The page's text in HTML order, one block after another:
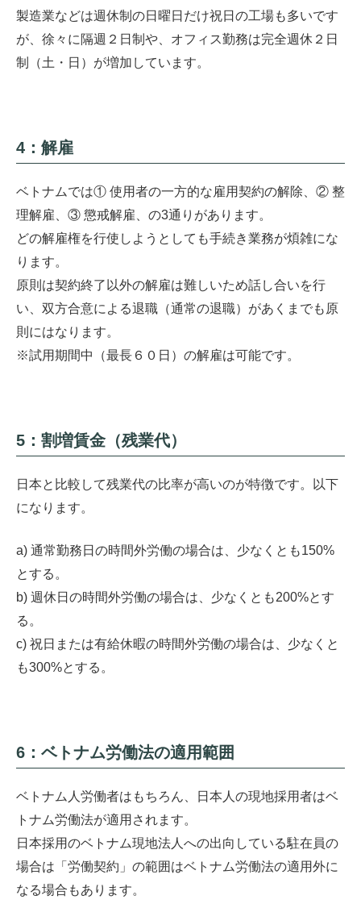
製造業などは週休制の日曜日だけ祝日の工場も多いです
が、徐々に隔週２日制や、オフィス勤務は完全週休２日
制（土・日）が増加しています。
4：解雇
ベトナムでは① 使用者の一方的な雇用契約の解除、② 整
理解雇、③ 懲戒解雇、の3通りがあります。
どの解雇権を行使しようとしても手続き業務が煩雑にな
ります。
原則は契約終了以外の解雇は難しいため話し合いを行
い、双方合意による退職（通常の退職）があくまでも原
則にはなります。
※試用期間中（最長６０日）の解雇は可能です。
5：割増賃金（残業代）
日本と比較して残業代の比率が高いのが特徴です。以下
になります。
a) 通常勤務日の時間外労働の場合は、少なくとも150%
とする。
b) 週休日の時間外労働の場合は、少なくとも200%とす
る。
c) 祝日または有給休暇の時間外労働の場合は、少なくと
も300%とする。
6：ベトナム労働法の適用範囲
ベトナム人労働者はもちろん、日本人の現地採用者はベ
トナム労働法が適用されます。
日本採用のベトナム現地法人への出向している駐在員の
場合は「労働契約」の範囲はベトナム労働法の適用外に
なる場合もあります。